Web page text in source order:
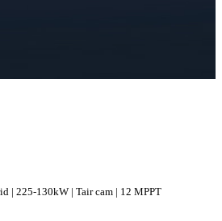
| 225-130kW | Tair cam | 12 MPPT